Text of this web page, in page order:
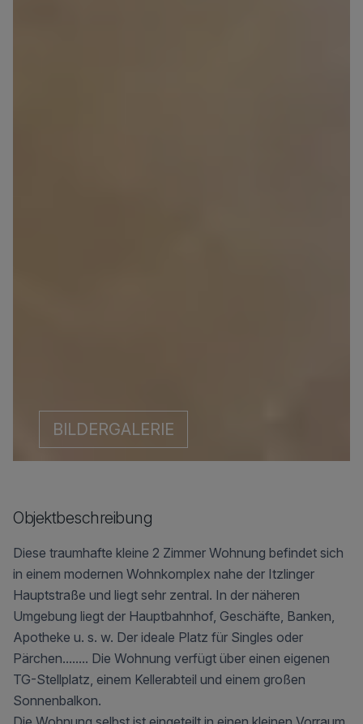
BILDERGALERIE
Objektbeschreibung
Diese traumhafte kleine 2 Zimmer Wohnung befindet sich
in einem modernen Wohnkomplex nahe der Itzlinger
Hauptstraße und liegt sehr zentral. In der näheren
Umgebung liegt der Hauptbahnhof, Geschäfte, Banken,
Apotheke u. s. w. Der ideale Platz für Singles oder
Pärchen........ Die Wohnung verfügt über einen eigenen
TG-Stellplatz, einem Kellerabteil und einem großen
Sonnenbalkon.